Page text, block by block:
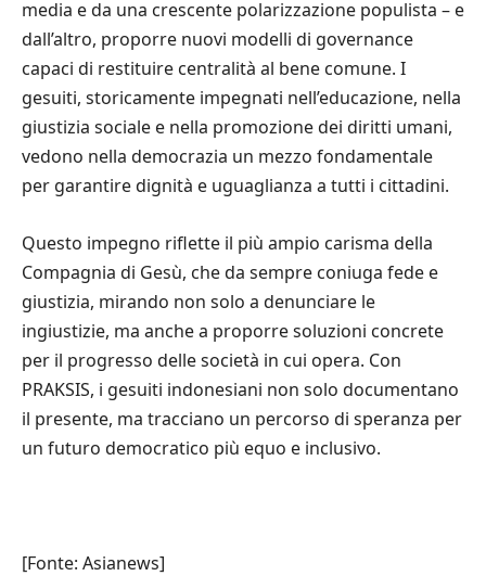
media e da una crescente polarizzazione populista – e
dall’altro, proporre nuovi modelli di governance
capaci di restituire centralità al bene comune. I
gesuiti, storicamente impegnati nell’educazione, nella
giustizia sociale e nella promozione dei diritti umani,
vedono nella democrazia un mezzo fondamentale
per garantire dignità e uguaglianza a tutti i cittadini.
Questo impegno riflette il più ampio carisma della
Compagnia di Gesù, che da sempre coniuga fede e
giustizia, mirando non solo a denunciare le
ingiustizie, ma anche a proporre soluzioni concrete
per il progresso delle società in cui opera. Con
PRAKSIS, i gesuiti indonesiani non solo documentano
il presente, ma tracciano un percorso di speranza per
un futuro democratico più equo e inclusivo.
[Fonte: Asianews]